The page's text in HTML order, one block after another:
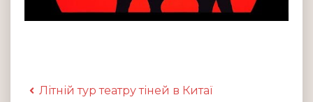
Літній тур театру тіней в Китаї